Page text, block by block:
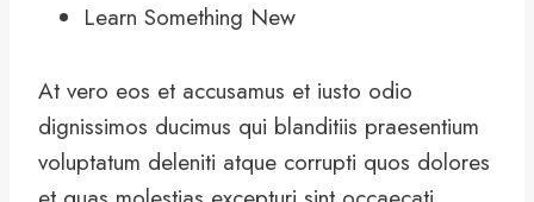
Learn Something New
At vero eos et accusamus et iusto odio
dignissimos ducimus qui blanditiis praesentium
voluptatum deleniti atque corrupti quos dolores